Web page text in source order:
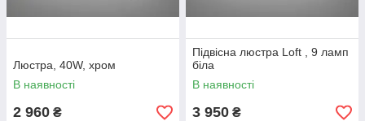
Люстра, 40W, хром
В наявності
2 960 ₴
Підвісна люстра Loft , 9 ламп
біла
В наявності
3 950 ₴